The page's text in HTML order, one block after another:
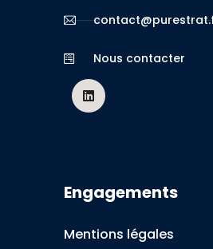
Nous contacter
Engagements
Mentions légales